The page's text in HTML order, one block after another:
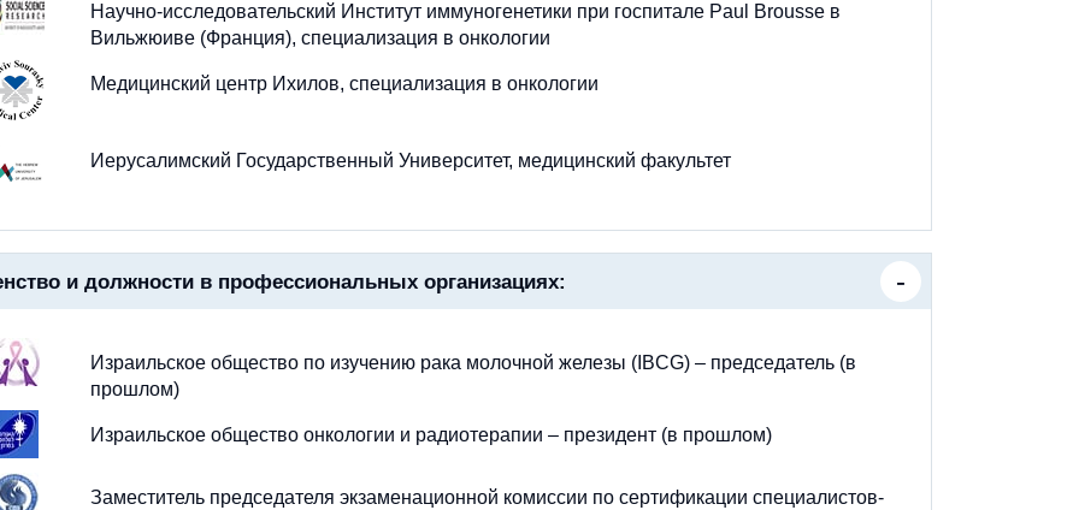
Научно-исследовательский Институт иммуногенетики при госпитале Paul Brousse в
Вильжюиве (Франция), специализация в онкологии
Медицинский центр Ихилов, специализация в онкологии
Иерусалимский Государственный Университет, медицинский факультет
и должности в профессиональных организациях:
Израильское общество по изучению рака молочной железы (IBCG) – председатель (в
прошлом)
Израильское общество онкологии и радиотерапии – президент (в прошлом)
Заместитель председателя экзаменационной комиссии по сертификации специалистов-